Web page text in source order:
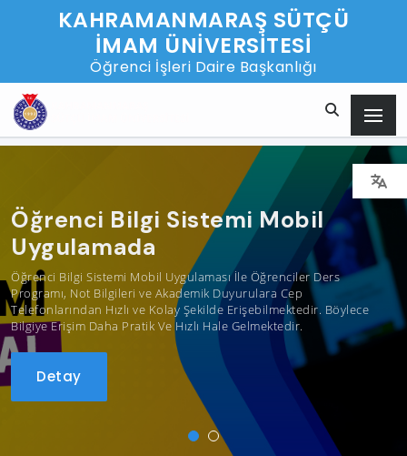
KAHRAMANMARAŞ SÜTÇÜ
İMAM ÜNİVERSİTESİ
Öğrenci İşleri Daire Başkanlığı
Öğrenci Bilgi Sistemi Mobil
Uygulamada
Öğrenci Bilgi Sistemi Mobil Uygulaması İle Öğrenciler Ders
Programı, Not Bilgileri ve Akademik Duyurulara Cep
Telefonlarından Hızlı ve Kolay Şekilde Erişebilmektedir. Böylece
Bilgiye Erişim Daha Pratik Ve Hızlı Hale Gelmektedir.
Detay